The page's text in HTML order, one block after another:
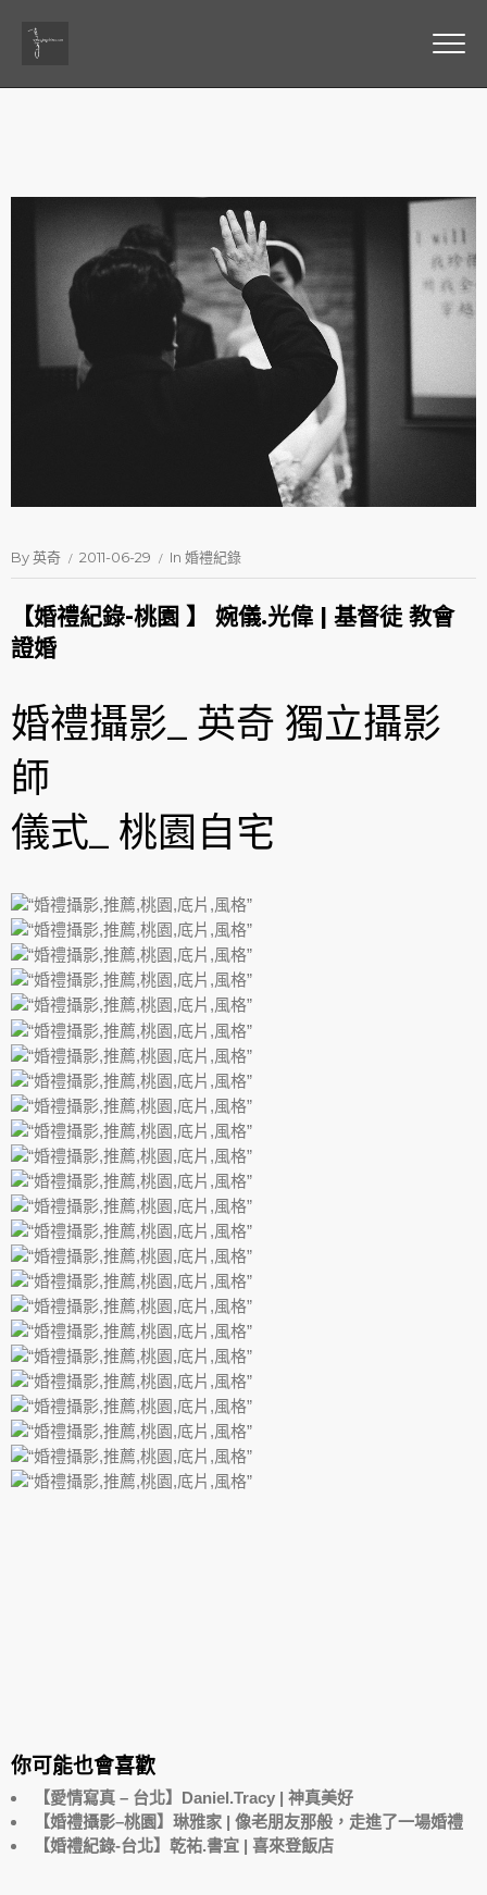
By英奇 2011-06-29 In 婚禮紀錄
【婚禮紀錄-桃園 】 婉儀.光偉 | 基督徒 教會
證婚
婚禮攝影_ 英奇 獨立攝影
師
儀式_ 桃園自宅
你可能也會喜歡
【愛情寫真 – 台北】Daniel.Tracy | 神真美好
【婚禮攝影–桃園】琳雅家 | 像老朋友那般，走進了一場婚禮
【婚禮紀錄-台北】乾祐.書宜 | 喜來登飯店